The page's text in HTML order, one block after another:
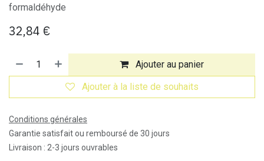
formaldéhyde
32,84 €
Ajouter au panier
Ajouter à la liste de souhaits
Conditions générales
Garantie satisfait ou remboursé de 30 jours
Livraison : 2-3 jours ouvrables